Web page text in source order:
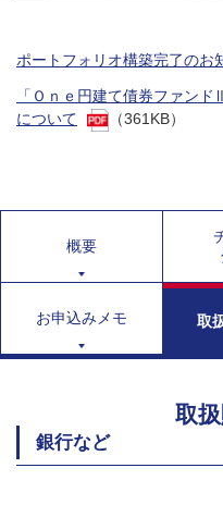
ポートフォリオ構築完了のお
「Ｏｎｅ円建て債券ファン
について
（361KB）
概要
お申込みメモ 取
取
銀行など